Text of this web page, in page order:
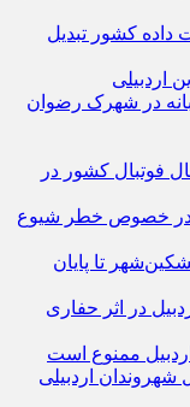
داده کشور تبدیل
اردبیلی
در شهرک رضوان
اردوی استعدادیابی زیر ۱۶ سال فوتبال کشور در
در خصوص خطر شیوع
مشکین‌شهر تا پایان
در اثر حفاری
ممنوع است
اردبیلی